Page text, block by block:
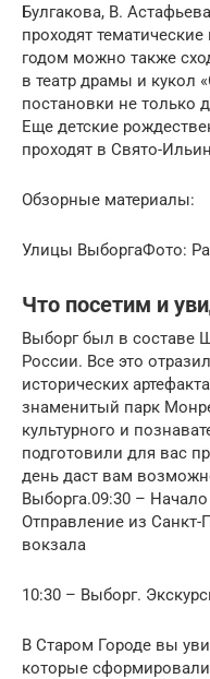
Булгакова, В.
проходят
годом можно также
в театр драмы и кукол
постановки не только
Еще детские
проходят в Свято-
Обзорные материалы:
Улицы ВыборгаФото:
Что посетим и
Выборг был в составе
России. Все это
исторических
знаменитый парк
культурного и
подготовили для вас
день даст вам
Выборга.09:30 –
Отправление из Санкт-
вокзала
10:30 – Выборг.
В Старом Городе вы
которые